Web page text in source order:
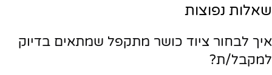
שאלות נפוצות
איך לבחור ציוד כושר מתקפל שמתאים בדיוק
למקבל/ת?